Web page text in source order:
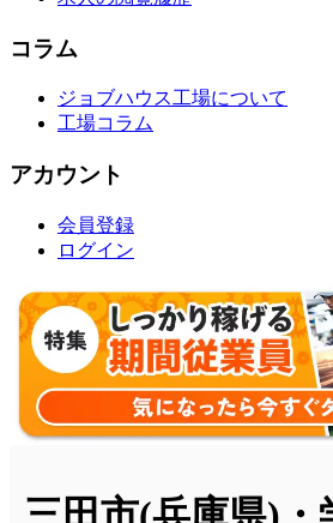
コラム
ジョブハウス工場について
工場コラム
アカウント
会員登録
ログイン